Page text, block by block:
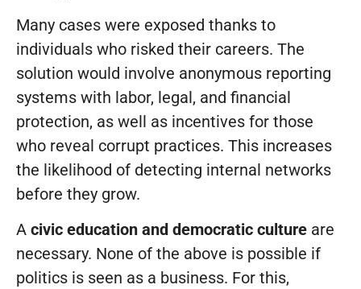
Many cases were exposed thanks to
individuals who risked their careers. The
solution would involve anonymous reporting
systems with labor, legal, and financial
protection, as well as incentives for those
who reveal corrupt practices. This increases
the likelihood of detecting internal networks
before they grow.
A civic education and democratic culture are
necessary. None of the above is possible if
politics is seen as a business. For this,